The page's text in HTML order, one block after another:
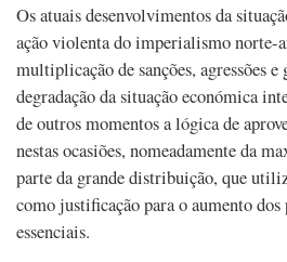
Os atuais desenvolvimentos da
ação violenta do imperialismo norte-
multiplicação de sanções, agressões e
degradação da situação económica
de outros momentos a lógica de
nestas ocasiões, nomeadamente da
parte da grande distribuição, que
como justificação para o aumento dos
essenciais.